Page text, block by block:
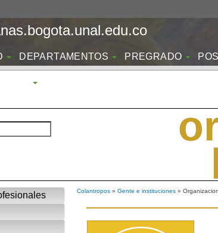
DEPARTAMENTOS PREGRADO
Colantropos » Gente e instituciones »